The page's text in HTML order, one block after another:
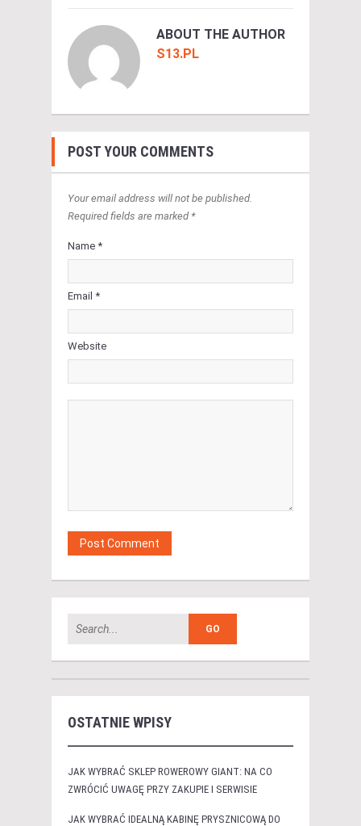
ABOUT THE AUTHOR
S13.PL
POST YOUR COMMENTS
Your email address will not be published.
Required fields are marked *
Name *
Email *
Website
OSTATNIE WPISY
JAK WYBRAĆ SKLEP ROWEROWY GIANT: NA CO
ZWRÓCIĆ UWAGĘ PRZY ZAKUPIE I SERWISIE
JAK WYBRAĆ IDEALNĄ KABINĘ PRYSZNICOWĄ DO